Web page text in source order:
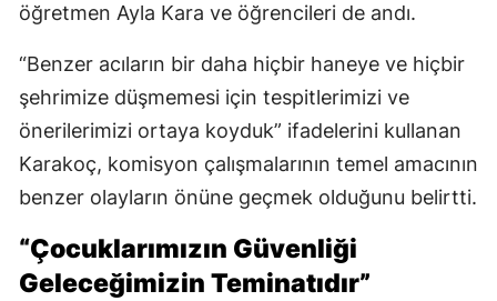
öğretmen Ayla Kara ve öğrencileri de andı.
“Benzer acıların bir daha hiçbir haneye ve hiçbir
şehrimize düşmemesi için tespitlerimizi ve
önerilerimizi ortaya koyduk” ifadelerini kullanan
Karakoç, komisyon çalışmalarının temel amacının
benzer olayların önüne geçmek olduğunu belirtti.
“Çocuklarımızın Güvenliği
Geleceğimizin Teminatıdır”